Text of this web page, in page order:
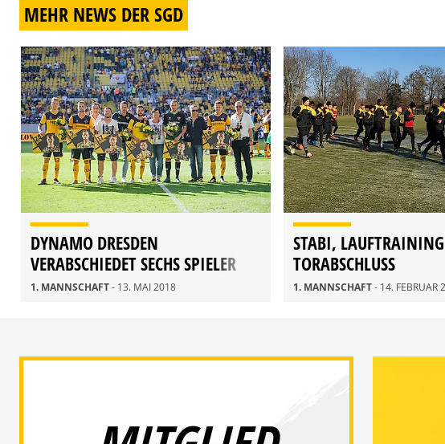
MEHR NEWS DER SGD
DYNAMO DRESDEN
VERABSCHIEDET SECHS SPIELER
1. MANNSCHAFT- 13. MAI 2018
STABI,
TORABSCHLUSS
1. MANNSCHAFT- 14. FEBRUAR